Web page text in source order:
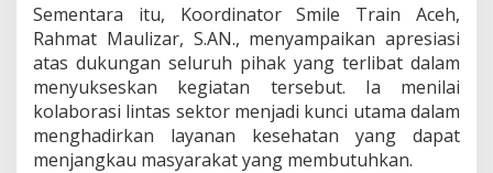
Sementara itu, Koordinator Smile Train Aceh,
Rahmat Maulizar, S.AN., menyampaikan apresiasi
atas dukungan seluruh pihak yang terlibat dalam
menyukseskan kegiatan tersebut. Ia menilai
kolaborasi lintas sektor menjadi kunci utama dalam
menghadirkan layanan kesehatan yang dapat
menjangkau masyarakat yang membutuhkan.